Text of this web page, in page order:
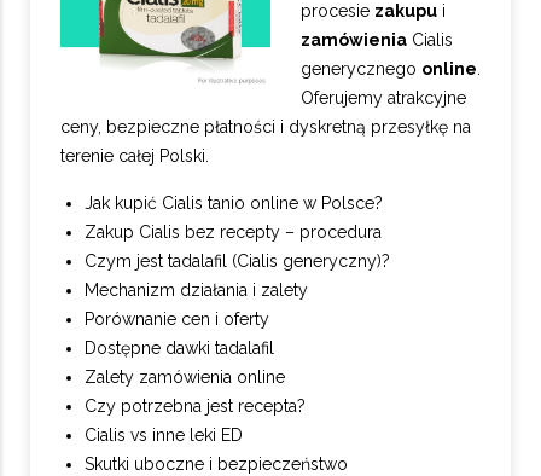
procesie zakupu i
zamówienia Cialis
generycznego online.
Oferujemy atrakcyjne
ceny, bezpieczne płatności i dyskretną przesyłkę na
terenie całej Polski.
Jak kupić Cialis tanio online w Polsce?
Zakup Cialis bez recepty – procedura
Czym jest tadalafil (Cialis generyczny)?
Mechanizm działania i zalety
Porównanie cen i oferty
Dostępne dawki tadalafil
Zalety zamówienia online
Czy potrzebna jest recepta?
Cialis vs inne leki ED
Skutki uboczne i bezpieczeństwo